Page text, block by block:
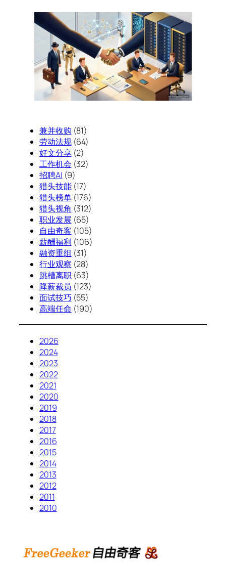
兼并收购 (81)
劳动法规(64)
好文分享(2)
工作机会 (32)
招聘AI (9)
猎头技能(17)
猎头榜单(176)
猎头视角 (312)
职业发展 (65)
自由奇客 (105)
薪酬福利 (106)
融资重组 (31)
行业观察 (28)
跳槽离职(63)
降薪裁员 (123)
面试技巧 (55)
高端任命 (190)
2026
2024
2023
2022
2021
2020
2019
2018
2017
2016
2015
2014
2013
2012
2011
2010